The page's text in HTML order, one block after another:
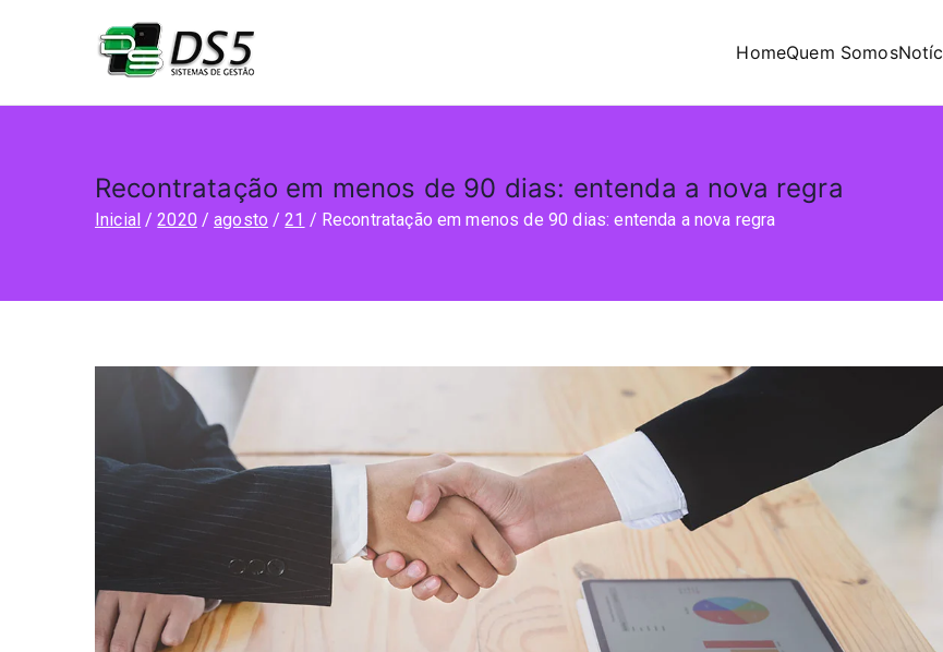
HomeQuem Somos
Recontratação em menos de 90 dias: entenda a nova regra
Inicial 2020 agosto 21 Recontratação em menos de 90 dias: entenda a nova regra